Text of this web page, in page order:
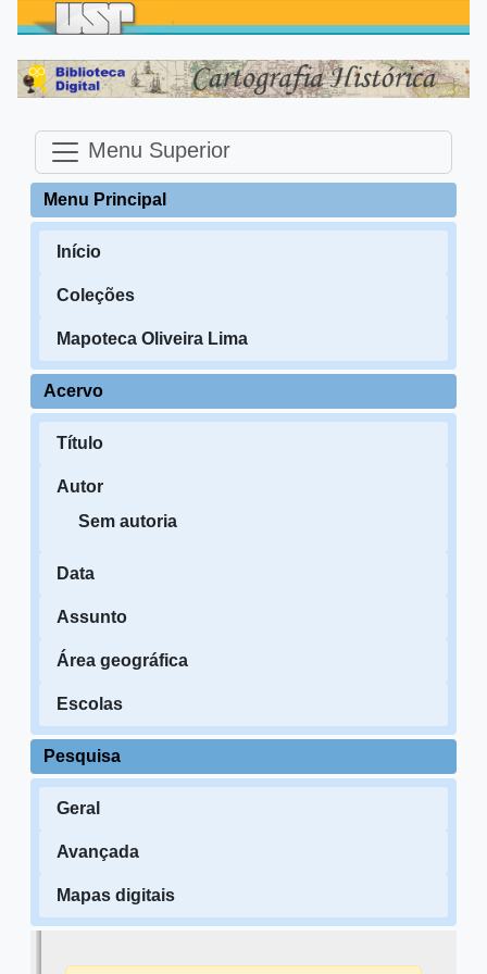
Menu Superior
Menu Principal
Início
Coleções
Mapoteca Oliveira Lima
Acervo
Título
Autor
Sem autoria
Data
Assunto
Área geográfica
Escolas
Pesquisa
Geral
Avançada
Mapas digitais